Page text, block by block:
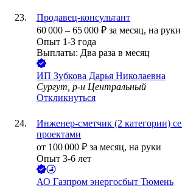
Продавец-консультант
60 000 – 65 000 ₽ за месяц, на руки
Опыт 1-3 года
Выплаты: Два раза в месяц
ИП Зубкова Дарья Николаевна
Сургут, р-н Центральный
Откликнуться
Инженер-сметчик (2 категории)
проектами
от 100 000 ₽ за месяц, на руки
Опыт 3-6 лет
АО Газпром энергосбыт Тюмень